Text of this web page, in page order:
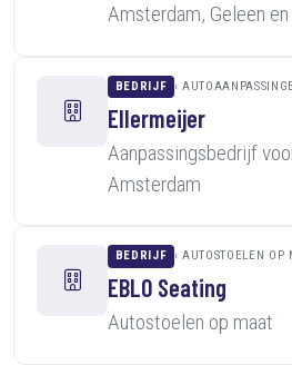
Amsterdam, Geleen
BEDRIJF
Ellermeijer
Aanpassingsbedrijf
Amsterdam
BEDRIJF AUTOSTOELEN OP
EBLO Seating
Autostoelen op maat